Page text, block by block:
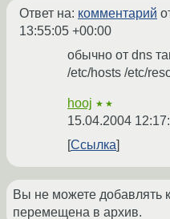
Ответ на: комментарий
13:55:05 +00:00
обычно от dns
/etc/hosts /etc/
hooj ★★
15.04.2004
Ссылка
Вы не можете добавлять
перемещена в архив.